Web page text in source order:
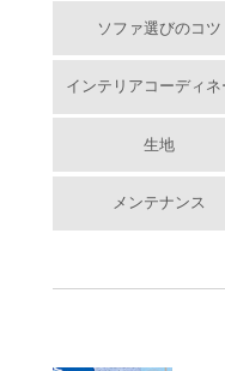
ソファ選びのコツ
インテリアコーディネ
生地
メンテナンス